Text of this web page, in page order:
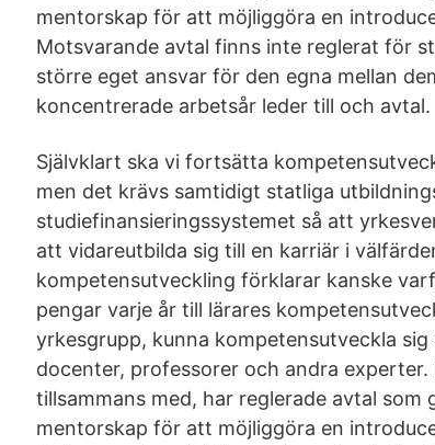
mentorskap för att möjliggöra en
Motsvarande avtal finns inte reglerat för
större eget ansvar för den egna mellan
koncentrerade arbetsår leder till och avtal.
Självklart ska vi fortsätta
men det krävs samtidigt statliga
studiefinansieringssystemet så att
att vidareutbilda sig till en karriär i
kompetensutveckling förklarar kanske
pengar varje år till lärares
yrkesgrupp, kunna kompetensutveckla
docenter, professorer och andra
tillsammans med, har reglerade avtal
mentorskap för att möjliggöra en